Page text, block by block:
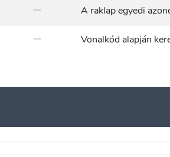
A raklap egyedi
Vonalkód alapján